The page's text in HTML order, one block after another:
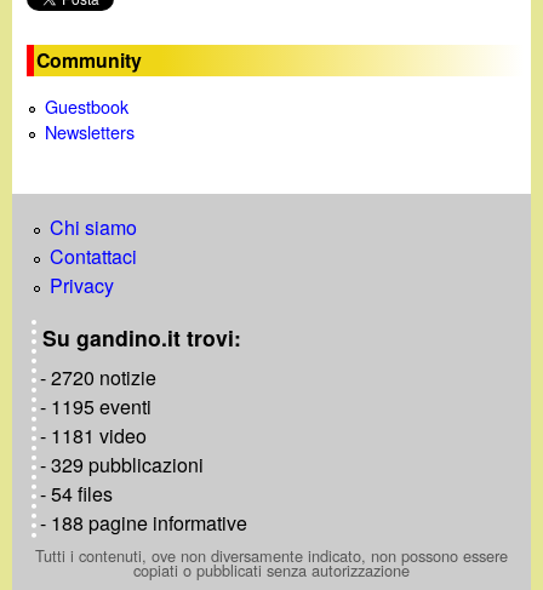
Community
Guestbook
Newsletters
Chi siamo
Contattaci
Privacy
Su gandino.it trovi:
- 2720 notizie
- 1195 eventi
- 1181 video
- 329 pubblicazioni
- 54 files
- 188 pagine informative
Tutti i contenuti, ove non diversamente indicato, non possono essere
copiati o pubblicati senza autorizzazione